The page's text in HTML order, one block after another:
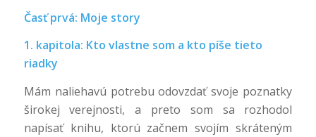
Časť prvá: Moje story
1. kapitola: Kto vlastne som a kto píše tieto
riadky
Mám naliehavú potrebu odovzdať svoje poznatky
širokej verejnosti, a preto som sa rozhodol
napísať knihu, ktorú začnem svojím skráteným